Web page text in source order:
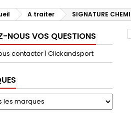
A traiter SIGNATURE
NOUS VOS QUESTIONS
contacter | Clickandsport